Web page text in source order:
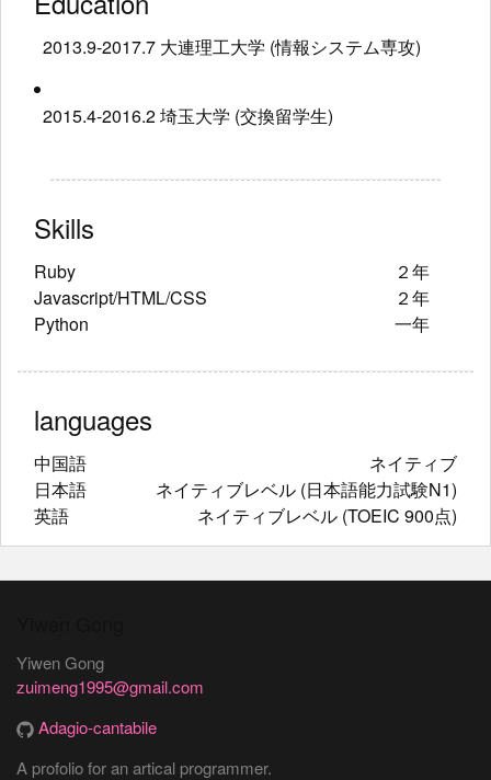
2013.9-2017.7 大連理工大学 (情報システム専攻)
2015.4-2016.2 埼玉大学 (交換留学生)
Skills
Ruby
２年
Javascript/HTML/CSS
２年
Python
一年
languages
中国語
ネイティブ
日本語
ネイティブレベル (日本語能力試験N1)
英語
ネイティブレベル (TOEIC 900点)
Yiwen Gong
zuimeng1995@gmail.com
Adagio-cantabile
A profolio for an artical programmer.